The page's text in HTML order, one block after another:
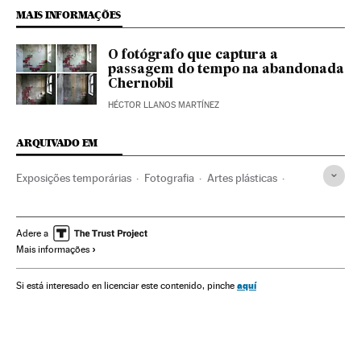
MAIS INFORMAÇÕES
O fotógrafo que captura a
passagem do tempo na abandonada
Chernobil
HÉCTOR LLANOS MARTÍNEZ
ARQUIVADO EM
Exposições temporárias Fotografia Artes plásticas
Cultura Sociedade
Adere a
Mais informações
Si está interesado en licenciar este contenido, pinche aquí